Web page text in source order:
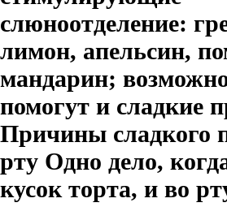
слюноотделение:
лимон, апельсин,
мандарин;
помогут и сладкие
Причины сладкого
рту Одно дело,
кусок торта, и во